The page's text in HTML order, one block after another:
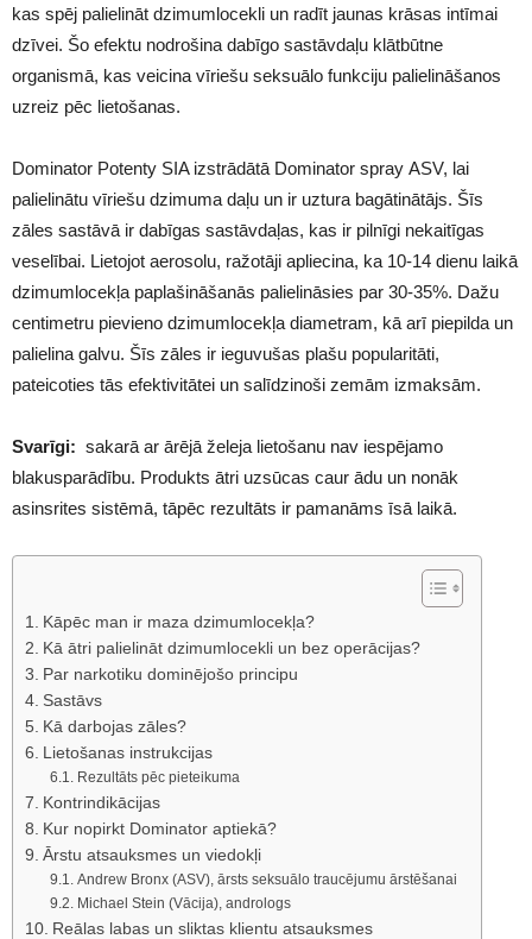
kas spēj palielināt dzimumlocekli un radīt jaunas krāsas intīmai
dzīvei. Šo efektu nodrošina dabīgo sastāvdaļu klātbūtne
organismā, kas veicina vīriešu seksuālo funkciju palielināšanos
uzreiz pēc lietošanas.
Dominator Potenty SIA izstrādātā Dominator spray ASV, lai
palielinātu vīriešu dzimuma daļu un ir uztura bagātinātājs. Šīs
zāles sastāvā ir dabīgas sastāvdaļas, kas ir pilnīgi nekaitīgas
veselībai. Lietojot aerosolu, ražotāji apliecina, ka 10-14 dienu laikā
dzimumlocekļa paplašināšanās palielināsies par 30-35%. Dažu
centimetru pievieno dzimumlocekļa diametram, kā arī piepilda un
palielina galvu. Šīs zāles ir ieguvušas plašu popularitāti,
pateicoties tās efektivitātei un salīdzinoši zemām izmaksām.
Svarīgi: sakarā ar ārējā želeja lietošanu nav iespējamo
blakusparādību. Produkts ātri uzsūcas caur ādu un nonāk
asinsrites sistēmā, tāpēc rezultāts ir pamanāms īsā laikā.
Kāpēc man ir maza dzimumlocekļa?
Kā ātri palielināt dzimumlocekli un bez operācijas?
Par narkotiku dominējošo principu
Sastāvs
Kā darbojas zāles?
Lietošanas instrukcijas
Rezultāts pēc pieteikuma
Kontrindikācijas
Kur nopirkt Dominator aptiekā?
Ārstu atsauksmes un viedokļi
Andrew Bronx (ASV), ārsts seksuālo traucējumu ārstēšanai
Michael Stein (Vācija), andrologs
Reālas labas un sliktas klientu atsauksmes